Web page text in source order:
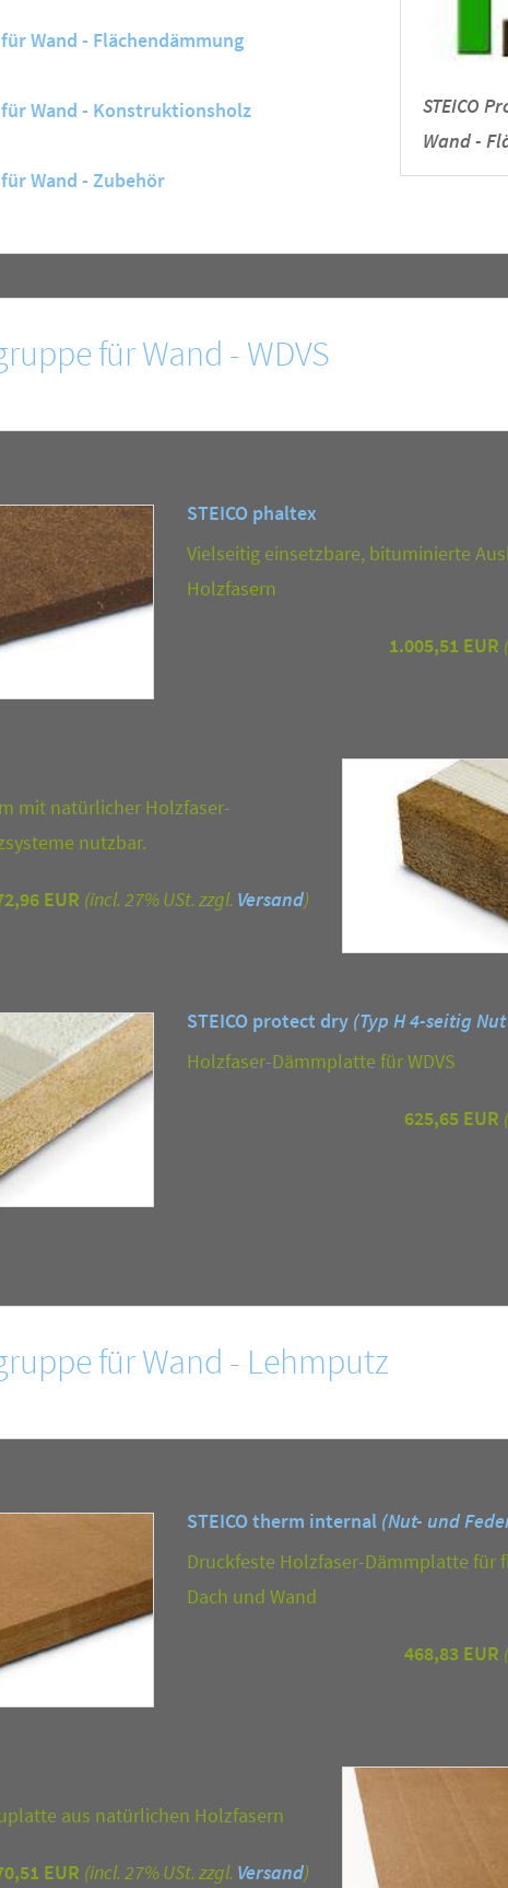
STEICO
Wand -
Wand - Flächendämmung
Wand - Konstruktionsholz
Wand - Zubehör
für Wand - WDVS
STEICO phaltex
Vielseitig einsetzbare, bituminierte
Holzfasern
1.005,51 EUR
mit natürlicher Holzfaser-
nutzbar.
EUR (incl. 27% USt. zzgl. Versand)
STEICO protect dry (Typ H 4-seitig
Holzfaser-Dämmplatte für WDVS
625,65 EUR
für Wand - Lehmputz
STEICO therm internal (Nut- und
Druckfeste Holzfaser-Dämmplatte für
Dach und Wand
468,83 EUR
aus natürlichen Holzfasern
EUR (incl. 27% USt. zzgl. Versand)